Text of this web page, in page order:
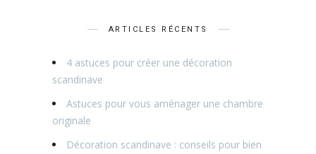
ARTICLES RÉCENTS
4 astuces pour créer une décoration
scandinave
Astuces pour vous aménager une chambre
originale
Décoration scandinave : conseils pour bien